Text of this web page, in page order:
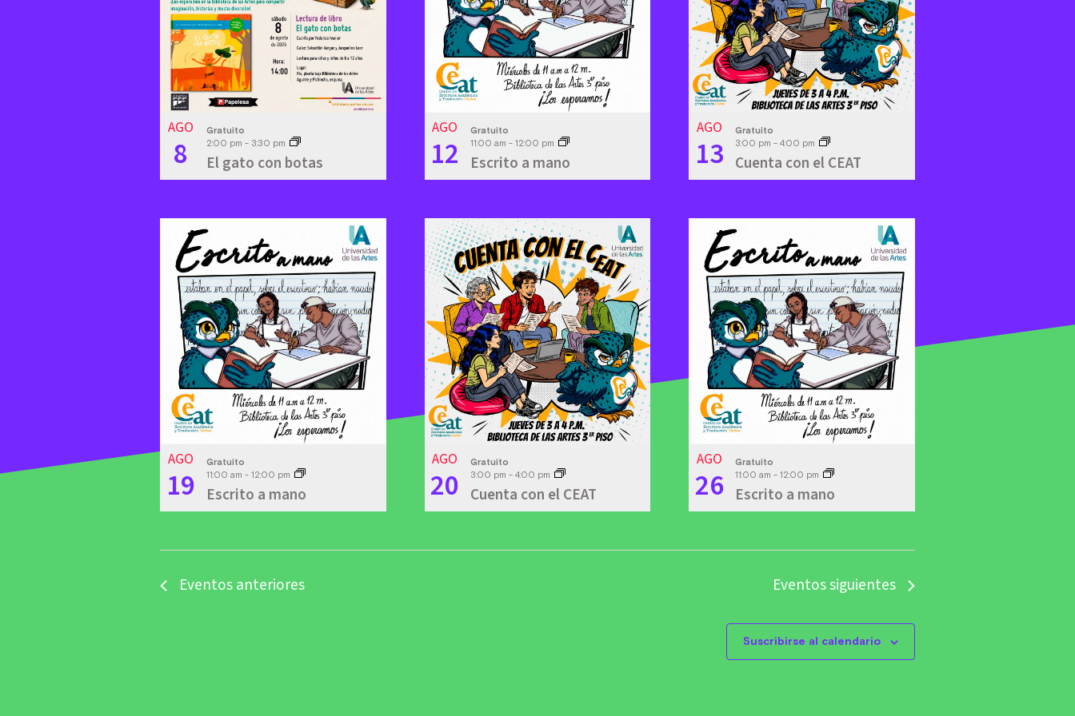
Photo
View
AGO
8 2:00 pm - 3:30 pm
El gato con botas
Gratuito AGO
12 11:00 am-12:00 pm
Escrito a mano
Gratuito AGO
13 3:00 pm - 4:00 pm
Cuenta con el CEAT
Gratuito
AGO
19 11:00 am - 12:00 pm
Escrito a mano
Gratuito AGO
20 3:00 pm-4:00 pm
Cuenta con el CEAT
Gratuito AGO
26 11:00 am - 12:00 pm
Escrito a mano
Gratuito
Eventosanteriores Eventossiguientes
Suscribirse al calendario